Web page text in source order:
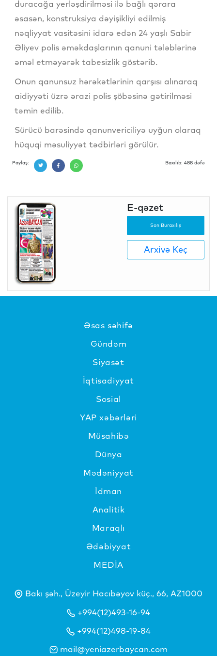
duracağa yerləşdirilməsi ilə bağlı qərara
əsasən, konstruksiya dəyişikliyi edilmiş
nəqliyyat vasitəsini idarə edən 24 yaşlı Sabir
Əliyev polis əməkdaşlarının qanuni tələblərinə
əməl etməyərək tabesizlik göstərib.
Onun qanunsuz hərəkətlərinin qarşısı alınaraq
aidiyyəti üzrə ərazi polis şöbəsinə gətirilməsi
təmin edilib.
Sürücü barəsində qanunvericiliyə uyğun olaraq
hüquqi məsuliyyət tədbirləri görülür.
Paylaş: Baxılıb: 488 dəfə
E-qəzet
Son Buraxılış
Arxivə Keç
Əsas səhifə
Gündəm
Siyasət
İqtisadiyyat
Sosial
YAP xəbərləri
Müsahibə
Dünya
Mədəniyyat
İdman
Analitik
Maraqlı
Ədəbiyyat
MEDİA
Bakı şəh., Üzeyir Hacıbəyov küç., 66, AZ1000
+994(12)493-16-94
+994(12)498-19-84
mail@yeniazerbaycan.com